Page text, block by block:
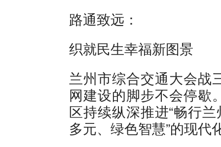
路通致远：
织就民生幸福新图景
兰州市综合交通大会战
网建设的脚步不会停歇
区持续纵深推进“畅行
多元、绿色智慧”的现代